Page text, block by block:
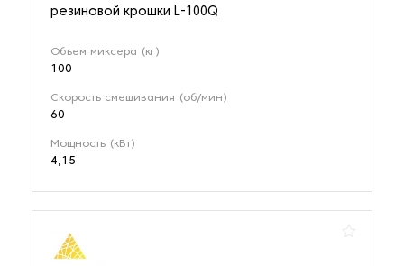
резиновой крошки L-100Q
Объем миксера (кг)
100
Скорость смешивания (об/мин)
60
Мощность (кВт)
4,15